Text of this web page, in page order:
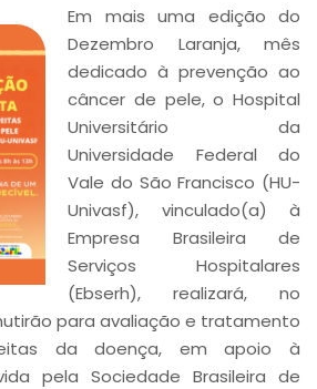
Em mais uma edição do
Dezembro Laranja, mês
dedicado à prevenção ao
câncer de pele, o Hospital
Universitário da
Universidade Federal do
Vale do São Francisco (HU-
Univasf), vinculado(a) à
Empresa Brasileira de
Serviços Hospitalares
(Ebserh), realizará, no
para avaliação e tratamento
da doença, em apoio à
pela Sociedade Brasileira de